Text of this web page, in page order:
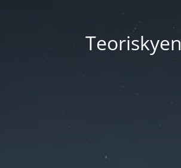
Teoriskyen